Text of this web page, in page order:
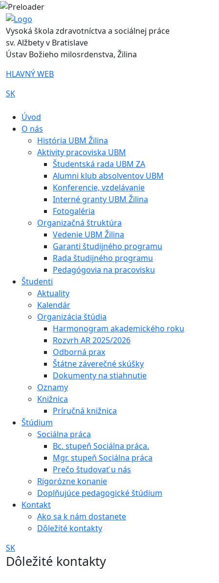
Vysoká škola zdravotníctva a sociálnej práce
sv. Alžbety v Bratislave
Ústav Božieho milosrdenstva, Žilina
HLAVNÝ WEB
SK
Úvod
O nás
História UBM Žilina
Aktivity pracoviska UBM
Študentská rada UBM ZA
Alumni klub absolventov UBM
Konferencie, vzdelávanie
Interné granty UBM Žilina
Fotogaléria
Organizačná štruktúra
Vedenie UBM Žilina
Garanti študijného programu
Rada študijného programu
Pedagógovia na pracovisku
Študenti
Aktuality
Kalendár
Organizácia štúdia
Harmonogram akademického roku
Rozvrh AR 2025/2026
Odborná prax
Štátne záverečné skúšky
Dokumenty na stiahnutie
Oznamy
Knižnica
Príručná knižnica
Štúdium
Sociálna práca
Bc. stupeň Sociálna práca.
Mgr. stupeň Sociálna práca
Prečo študovať u nás
Rigorózne konanie
Doplňujúce pedagogické štúdium
Kontakt
Ako sa k nám dostanete
Dôležité kontakty
SK
Dôležité kontakty